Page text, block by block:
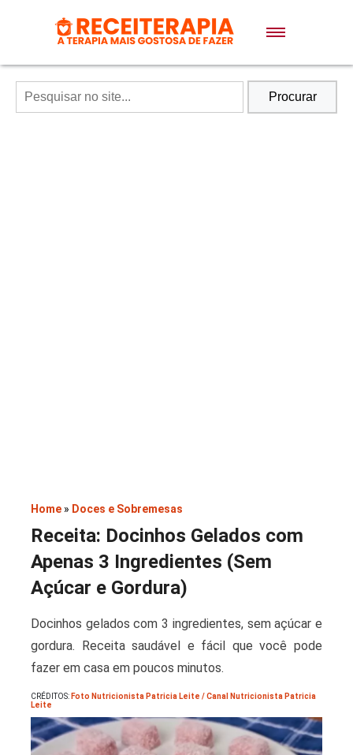
Doces e Sobremesas
Air Fryer
Procurar
Home » Doces e Sobremesas
Receita: Docinhos Gelados com
Apenas 3 Ingredientes (Sem
Açúcar e Gordura)
Docinhos gelados com 3 ingredientes, sem açúcar e
gordura. Receita saudável e fácil que você pode
fazer em casa em poucos minutos.
CRÉDITOS: Foto Nutricionista Patricia Leite / Canal Nutricionista Patricia
Leite